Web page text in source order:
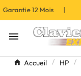
12 Mois |

Accueil HP